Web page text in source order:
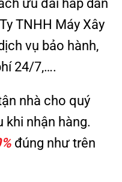
TNHH Máy Xây
vụ bảo hành,
24/7,….
nhà cho quý
khi nhận hàng.
đúng như trên